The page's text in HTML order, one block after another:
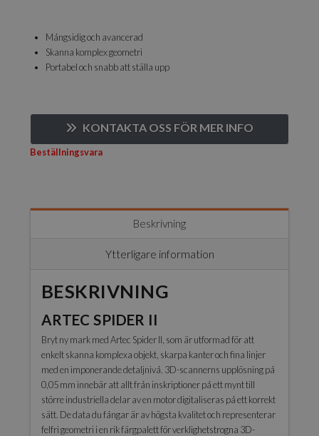
Mångsidig och avancerad
Skanna komplex geometri
Portabel och snabb att ställa upp
KONTAKTA OSS FÖR MER INFO
Beställningsvara
Beskrivning
Ytterligare information
BESKRIVNING
ARTEC SPIDER II
Bryt ny mark med Artec Spider II, som är utformad för att
enkelt skanna komplexa objekt, skarpa kanter och fina linjer
med en imponerande detaljnivå. 3D-scannerns upplösning på
0,05 mm innebär att allt från inskriptioner på ett mynt till
större industriella delar av en motor digitaliseras på ett korrekt
sätt. De data du fångar är av högsta kvalitet och representerar
felfri geometri i en rik färgpalett för verklighetstrogna 3D-